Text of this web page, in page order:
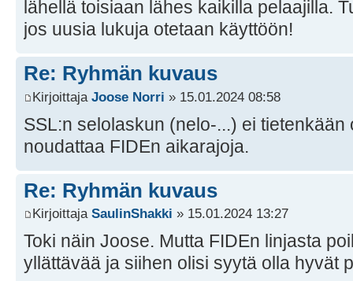
lähellä toisiaan lähes kaikilla pelaajilla.
jos uusia lukuja otetaan käyttöön!
Re: Ryhmän kuvaus
Kirjoittaja Joose Norri » 15.01.2024 08:58
SSL:n selolaskun (nelo-...) ei
noudattaa FIDEn aikarajoja.
Re: Ryhmän kuvaus
Kirjoittaja SaulinShakki » 15.01.2024 13:27
Toki näin Joose. Mutta FIDEn linjasta
yllättävää ja siihen olisi syytä olla hyvät